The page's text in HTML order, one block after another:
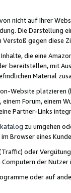
nicht auf Ihrer
Die Darstellung
Verstoß gegen diese
die eine
bereitstellen, mit
Material
Website
Forum, einem
Partner-Links
zu umgehen
Browser eines
oder
der
oder auf